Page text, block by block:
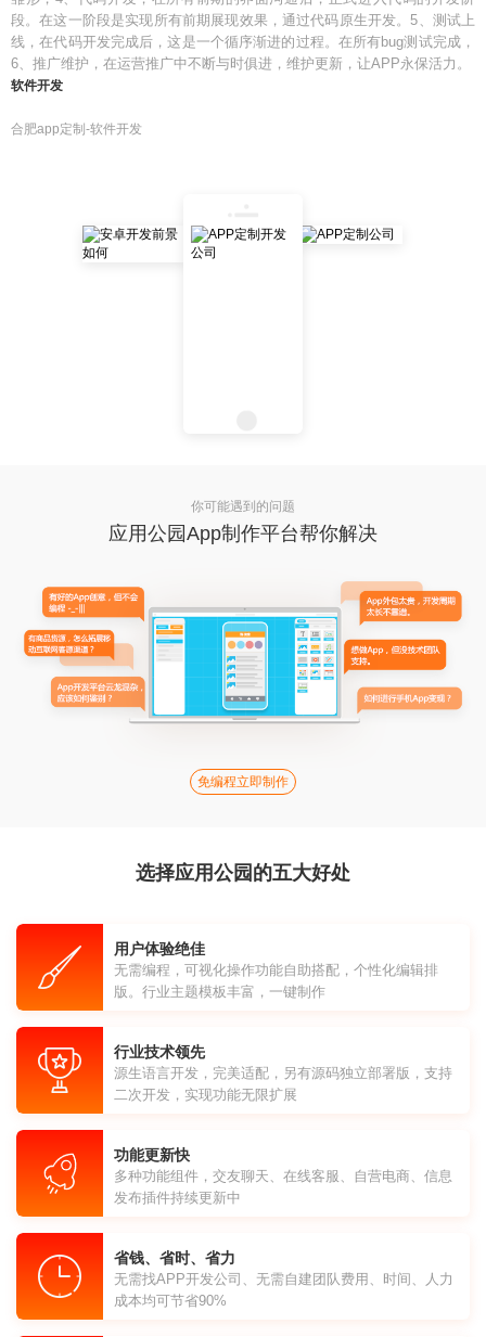
段。在这一阶段是实现所有前期展现效果，通过代码原生开发。5、测试上
线，在代码开发完成后，这是一个循序渐进的过程。在所有bug测试完成，
6、推广维护，在运营推广中不断与时俱进，维护更新，让APP永保活力。
软件开发
合肥app定制-软件开发
你可能遇到的问题
应用公园App制作平台帮你解决
免编程立即制作
选择应用公园的五大好处
用户体验绝佳
无需编程，可视化操作功能自助搭配，个性化编辑排
版。行业主题模板丰富，一键制作
行业技术领先
源生语言开发，完美适配，另有源码独立部署版，支持
二次开发，实现功能无限扩展
功能更新快
多种功能组件，交友聊天、在线客服、自营电商、信息
发布插件持续更新中
省钱、省时、省力
无需找APP开发公司、无需自建团队费用、时间、人力
成本均可节省90%